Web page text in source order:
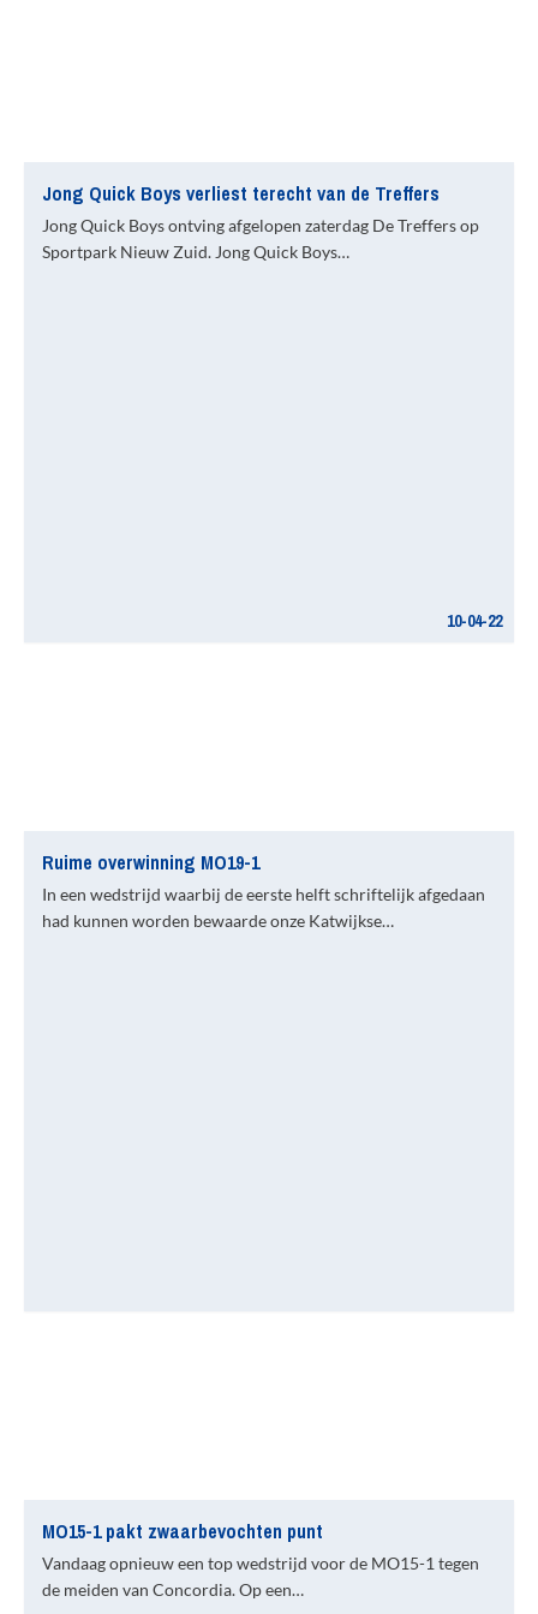
Jong Quick Boys verliest terecht van de Treffers
Jong Quick Boys ontving afgelopen zaterdag De Treffers op
Sportpark Nieuw Zuid. Jong Quick Boys…
10-04-22
Ruime overwinning MO19-1
In een wedstrijd waarbij de eerste helft schriftelijk afgedaan
had kunnen worden bewaarde onze Katwijkse…
MO15-1 pakt zwaarbevochten punt
Vandaag opnieuw een top wedstrijd voor de MO15-1 tegen
de meiden van Concordia. Op een…